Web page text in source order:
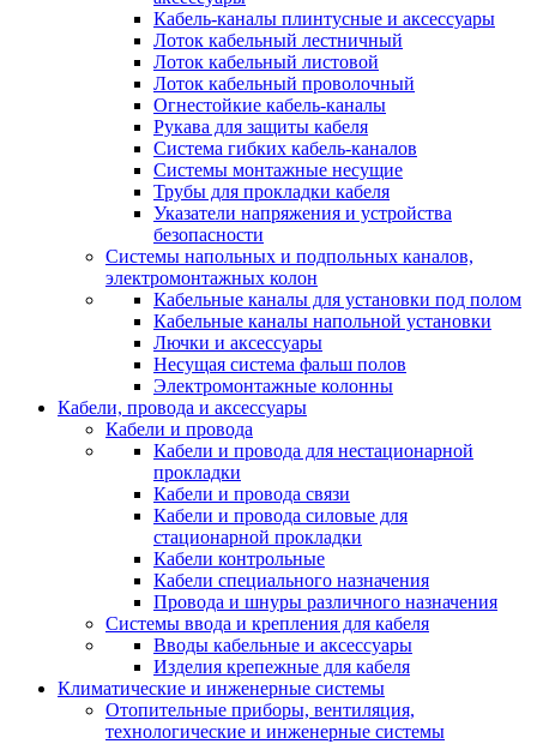
Кабель-каналы плинтусные и аксессуары
Лоток кабельный лестничный
Лоток кабельный листовой
Лоток кабельный проволочный
Огнестойкие кабель-каналы
Рукава для защиты кабеля
Система гибких кабель-каналов
Системы монтажные несущие
Трубы для прокладки кабеля
Указатели напряжения и устройства
безопасности
Системы напольных и подпольных каналов,
электромонтажных колон
Кабельные каналы для установки под полом
Кабельные каналы напольной установки
Лючки и аксессуары
Несущая система фальш полов
Электромонтажные колонны
Кабели, провода и аксессуары
Кабели и провода
Кабели и провода для нестационарной
прокладки
Кабели и провода связи
Кабели и провода силовые для
стационарной прокладки
Кабели контрольные
Кабели специального назначения
Провода и шнуры различного назначения
Системы ввода и крепления для кабеля
Вводы кабельные и аксессуары
Изделия крепежные для кабеля
Климатические и инженерные системы
Отопительные приборы, вентиляция,
технологические и инженерные системы